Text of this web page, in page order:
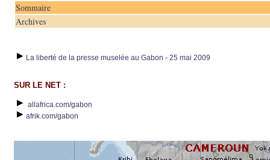
Sommaire
Archives
La liberté de la presse muselée au Gabon - 25 mai 2009
SUR LE NET :
allafrica.com/gabon
afrik.com/gabon